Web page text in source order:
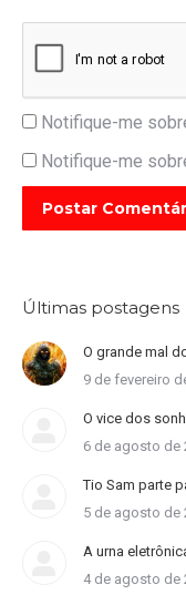
Notifique-me
Notifique-me
Postar
Últimas postagens
O grande mal
9 de fevereiro
O vice dos
6 de agosto de
Tio Sam parte
5 de agosto de
A urna
4 de agosto de